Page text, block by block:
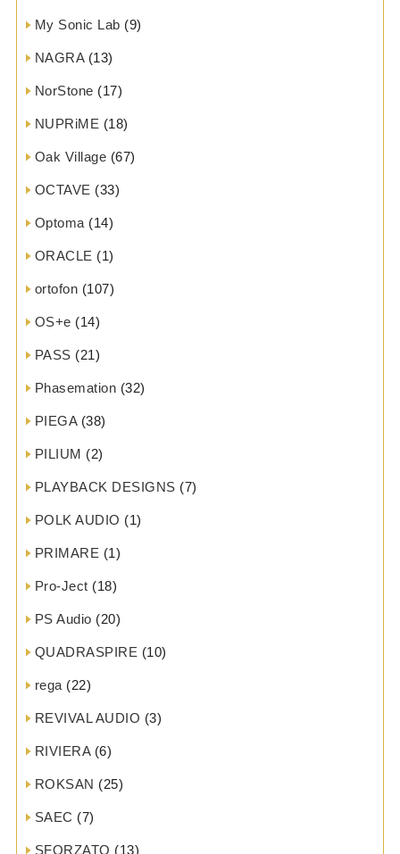
My Sonic Lab (9)
NAGRA(13)
NorStone (17)
NUPRiME (18)
Oak Village (67)
OCTAVE (33)
Optoma (14)
ORACLE (1)
ortofon (107)
OS+e (14)
PASS (21)
Phasemation (32)
PIEGA(38)
PILIUM (2)
PLAYBACK DESIGNS (7)
POLK AUDIO (1)
PRIMARE (1)
Pro-Ject (18)
PS Audio (20)
QUADRASPIRE (10)
rega (22)
REVIVAL AUDIO (3)
RIVIERA(6)
ROKSAN (25)
SAEC (7)
SFORZATO (13)